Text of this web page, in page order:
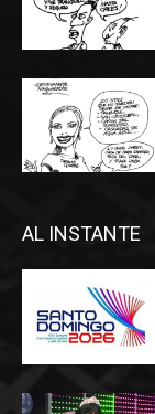
AL INSTANTE